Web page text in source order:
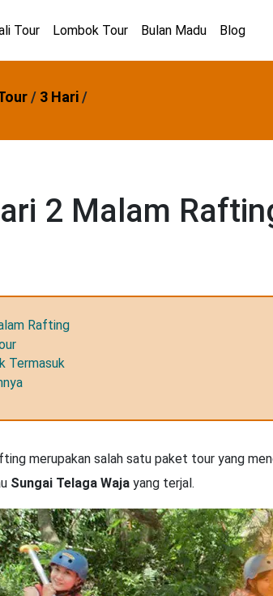
Tour Lombok Tour Bulan Madu Blog
/ 3 Hari/
2 Malam
Rafting
Termasuk
merupakan salah satu paket tour yang
Sungai Telaga Waja yang terjal.